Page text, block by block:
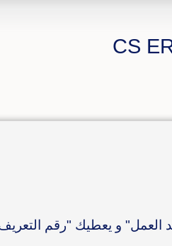
العمل" و يعطيك "رقم